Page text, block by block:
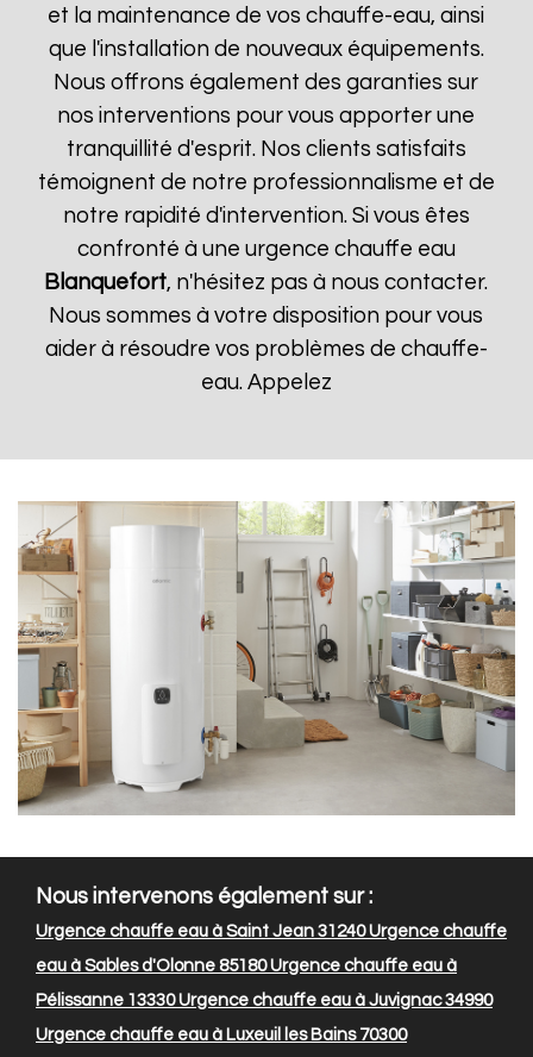
et la maintenance de vos chauffe-eau, ainsi
que l'installation de nouveaux équipements.
Nous offrons également des garanties sur
nos interventions pour vous apporter une
tranquillité d'esprit. Nos clients satisfaits
témoignent de notre professionnalisme et de
notre rapidité d'intervention. Si vous êtes
confronté à une urgence chauffe eau
Blanquefort, n'hésitez pas à nous contacter.
Nous sommes à votre disposition pour vous
aider à résoudre vos problèmes de chauffe-
eau. Appelez
Nous intervenons également sur :
Urgence chauffe eau à Saint Jean 31240Urgence chauffe
eau à Sables d'Olonne 85180Urgence chauffe eau à
Pélissanne 13330Urgence chauffe eau à Juvignac 34990
Urgence chauffe eau à Luxeuil les Bains 70300